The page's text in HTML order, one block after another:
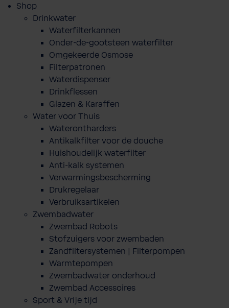
Shop
Drinkwater
Waterfilterkannen
Onder-de-gootsteen waterfilter
Omgekeerde Osmose
Filterpatronen
Waterdispenser
Drinkflessen
Glazen & Karaffen
Water voor Thuis
Waterontharders
Antikalkfilter voor de douche
Huishoudelijk waterfilter
Anti-kalk systemen
Verwarmingsbescherming
Drukregelaar
Verbruiksartikelen
Zwembadwater
Zwembad Robots
Stofzuigers voor zwembaden
Zandfiltersystemen | Filterpompen
Warmtepompen
Zwembadwater onderhoud
Zwembad Accessoires
Sport & Vrije tijd